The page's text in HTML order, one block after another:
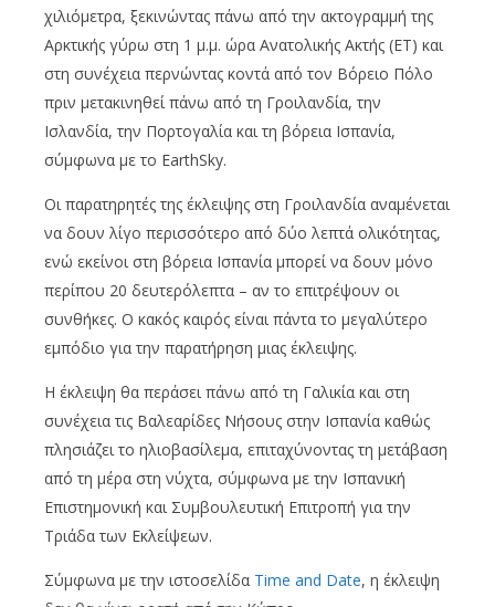
χιλιόμετρα, ξεκινώντας πάνω από την ακτογραμμή της
Αρκτικής γύρω στη 1 μ.μ. ώρα Ανατολικής Ακτής (ET) και
στη συνέχεια περνώντας κοντά από τον Βόρειο Πόλο
πριν μετακινηθεί πάνω από τη Γροιλανδία, την
Ισλανδία, την Πορτογαλία και τη βόρεια Ισπανία,
σύμφωνα με το EarthSky.
Οι παρατηρητές της έκλειψης στη Γροιλανδία αναμένεται
να δουν λίγο περισσότερο από δύο λεπτά ολικότητας,
ενώ εκείνοι στη βόρεια Ισπανία μπορεί να δουν μόνο
περίπου 20 δευτερόλεπτα – αν το επιτρέψουν οι
συνθήκες. Ο κακός καιρός είναι πάντα το μεγαλύτερο
εμπόδιο για την παρατήρηση μιας έκλειψης.
Η έκλειψη θα περάσει πάνω από τη Γαλικία και στη
συνέχεια τις Βαλεαρίδες Νήσους στην Ισπανία καθώς
πλησιάζει το ηλιοβασίλεμα, επιταχύνοντας τη μετάβαση
από τη μέρα στη νύχτα, σύμφωνα με την Ισπανική
Επιστημονική και Συμβουλευτική Επιτροπή για την
Τριάδα των Εκλείψεων.
Σύμφωνα με την ιστοσελίδα Time and Date, η έκλειψη